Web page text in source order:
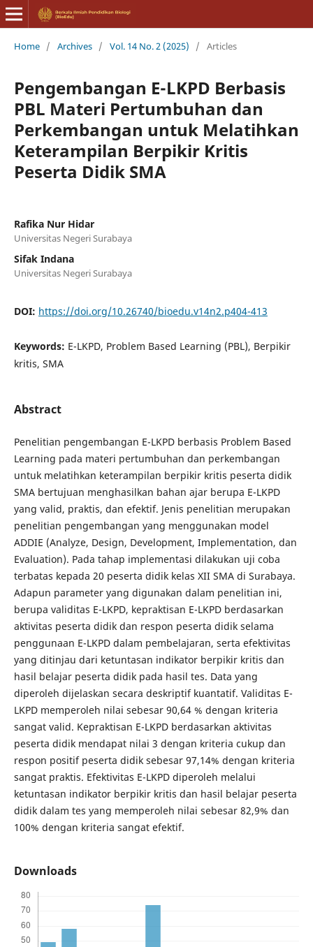
Home / Archives / Vol. 14 No. 2 (2025) / Articles
Pengembangan E-LKPD Berbasis
PBL Materi Pertumbuhan dan
Perkembangan untuk Melatihkan
Keterampilan Berpikir Kritis
Peserta Didik SMA
Rafika Nur Hidar
Universitas Negeri Surabaya
Sifak Indana
Universitas Negeri Surabaya
DOI: https://doi.org/10.26740/bioedu.v14n2.p404-413
Keywords: E-LKPD, Problem Based Learning (PBL), Berpikir
kritis, SMA
Abstract
Penelitian pengembangan E-LKPD berbasis Problem Based
Learning pada materi pertumbuhan dan perkembangan
untuk melatihkan keterampilan berpikir kritis peserta didik
SMA bertujuan menghasilkan bahan ajar berupa E-LKPD
yang valid, praktis, dan efektif. Jenis penelitian merupakan
penelitian pengembangan yang menggunakan model
ADDIE (Analyze, Design, Development, Implementation, dan
Evaluation). Pada tahap implementasi dilakukan uji coba
terbatas kepada 20 peserta didik kelas XII SMA di Surabaya.
Adapun parameter yang digunakan dalam penelitian ini,
berupa validitas E-LKPD, kepraktisan E-LKPD berdasarkan
aktivitas peserta didik dan respon peserta didik selama
penggunaan E-LKPD dalam pembelajaran, serta efektivitas
yang ditinjau dari ketuntasan indikator berpikir kritis dan
hasil belajar peserta didik pada hasil tes. Data yang
diperoleh dijelaskan secara deskriptif kuantatif. Validitas E-
LKPD memperoleh nilai sebesar 90,64 % dengan kriteria
sangat valid. Kepraktisan E-LKPD berdasarkan aktivitas
peserta didik mendapat nilai 3 dengan kriteria cukup dan
respon positif peserta didik sebesar 97,14% dengan kriteria
sangat praktis. Efektivitas E-LKPD diperoleh melalui
ketuntasan indikator berpikir kritis dan hasil belajar peserta
didik dalam tes yang memperoleh nilai sebesar 82,9% dan
100% dengan kriteria sangat efektif.
Downloads